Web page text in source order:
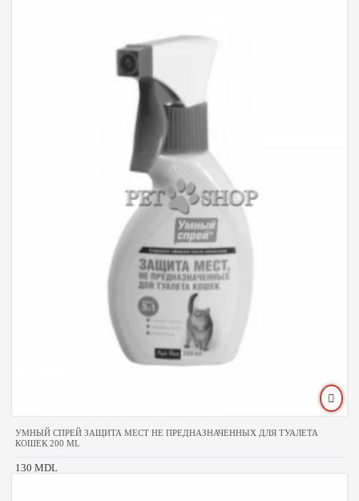
УМНЫЙ СПРЕЙ ЗАЩИТА МЕСТ НЕ ПРЕДНАЗНАЧЕННЫХ ДЛЯ ТУАЛЕТА
КОШЕК 200 ML
130 MDL